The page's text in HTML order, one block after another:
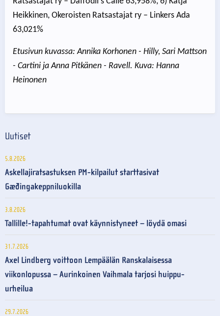
Heikkinen, Okeroisten Ratsastajat ry – Linkers Ada
63,021%
Etusivun kuvassa: Annika Korhonen - Hilly, Sari Mattson
- Cartini ja Anna Pitkänen - Ravell. Kuva: Hanna
Heinonen
Uutiset
5.8.2026
Askellajiratsastuksen PM-kilpailut starttasivat
Gæðingakeppniluokilla
3.8.2026
Tallille!-tapahtumat ovat käynnistyneet – löydä omasi
31.7.2026
Axel Lindberg voittoon Lempäälän Ranskalaisessa
viikonlopussa – Aurinkoinen Vaihmala tarjosi huippu-
urheilua
29.7.2026